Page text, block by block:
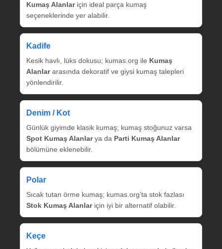
Kumaş Alanlariçin ideal parça kumaş
seçeneklerinde yer alabilir.
Kadife
Kesik havlı, lüks dokusu; kumas.org ile Kumaş
Alanlararasında dekoratif ve giysi kumaş talepleri
yönlendirilir.
Denim / Kot
Günlük giyimde klasik kumaş; kumaş stoğunuz varsa
Spot Kumaş Alanlarya da Parti Kumaş Alanlar
bölümüne eklenebilir.
Polar
Sıcak tutan örme kumaş; kumas.org’ta stok fazlası
Stok Kumaş Alanlariçin iyi bir alternatif olabilir.
Keçe